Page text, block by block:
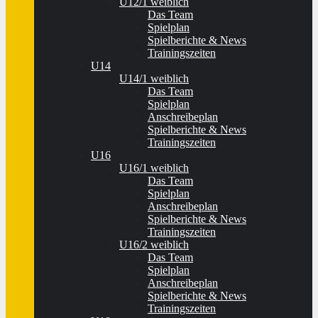
Das Team
Spielplan
Spielberichte & News
Trainingszeiten
U14
U14/1 weiblich
Das Team
Spielplan
Anschreibeplan
Spielberichte & News
Trainingszeiten
U16
U16/1 weiblich
Das Team
Spielplan
Anschreibeplan
Spielberichte & News
Trainingszeiten
U16/2 weiblich
Das Team
Spielplan
Anschreibeplan
Spielberichte & News
Trainingszeiten